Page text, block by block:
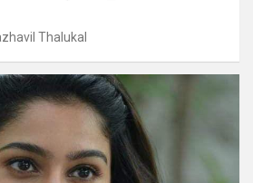
Thalukal